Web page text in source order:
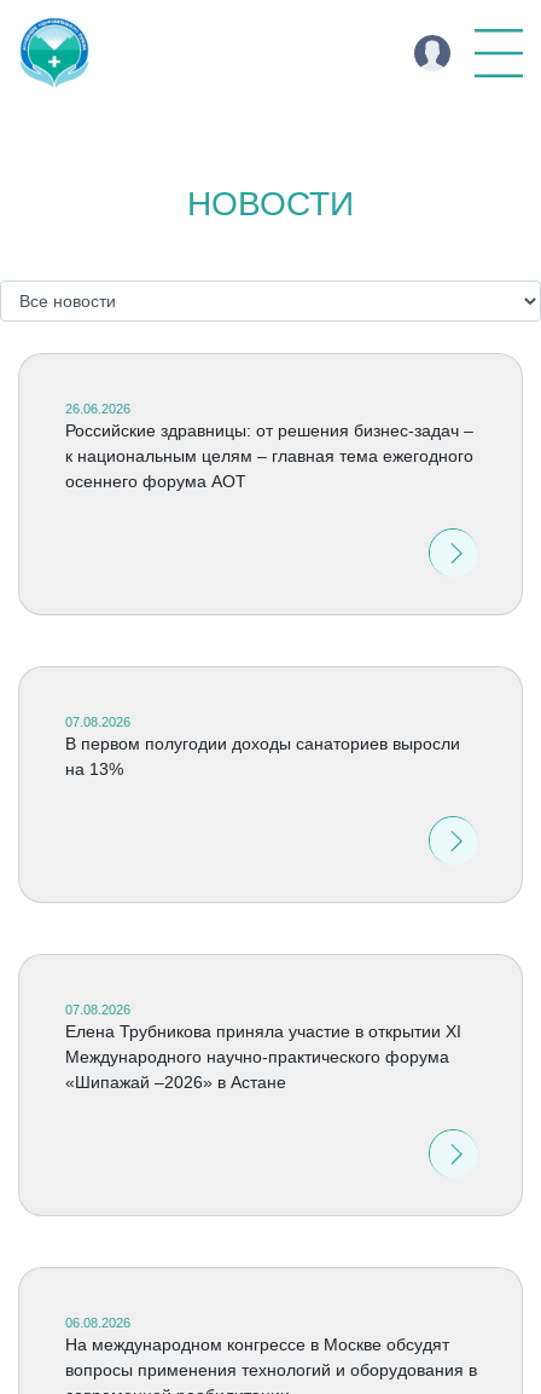
НОВОСТИ
26.06.2026
Российские здравницы: от решения бизнес-задач –
к национальным целям – главная тема ежегодного
осеннего форума АОТ
07.08.2026
В первом полугодии доходы санаториев выросли
на 13%
07.08.2026
Елена Трубникова приняла участие в открытии XI
Международного научно-практического форума
«Шипажай –2026» в Астане
06.08.2026
На международном конгрессе в Москве обсудят
вопросы применения технологий и оборудования в